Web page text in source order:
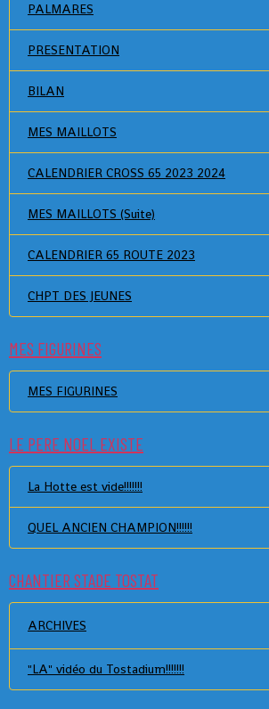
PALMARES
PRESENTATION
BILAN
MES MAILLOTS
CALENDRIER CROSS 65 2023 2024
MES MAILLOTS (Suite)
CALENDRIER 65 ROUTE 2023
CHPT DES JEUNES
MES FIGURINES
MES FIGURINES
LE PERE NOEL EXISTE
La Hotte est vide!!!!!!!
QUEL ANCIEN CHAMPION!!!!!!
CHANTIER STADE TOSTAT
ARCHIVES
"LA" vidéo du Tostadium!!!!!!!